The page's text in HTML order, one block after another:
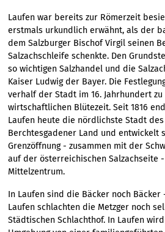
Laufen war bereits zur Römerzeit
erstmals urkundlich erwähnt, als der
dem Salzburger Bischof Virgil seinen
Salzachschleife schenkte. Den
so wichtigen Salzhandel und die
Kaiser Ludwig der Bayer. Die
verhalf der Stadt im 16. Jahrhundert
wirtschaftlichen Blütezeit. Seit 1816
Laufen heute die nördlichste Stadt
Berchtesgadener Land und entwickelt
Grenzöffnung - zusammen mit der
auf der österreichischen Salzachseite
Mittelzentrum.
In Laufen sind die Bäcker noch Bäcker
Laufen schlachten die Metzger noch
Städtischen Schlachthof. In Laufen